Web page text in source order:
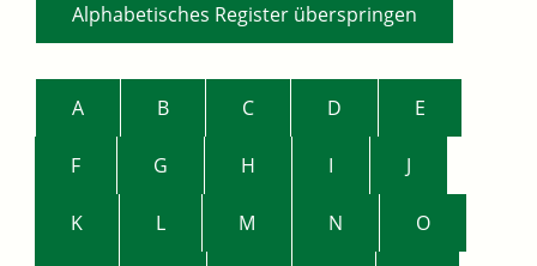
Alphabetisches Register überspringen
A B C D E
F G H I J
K L M N O